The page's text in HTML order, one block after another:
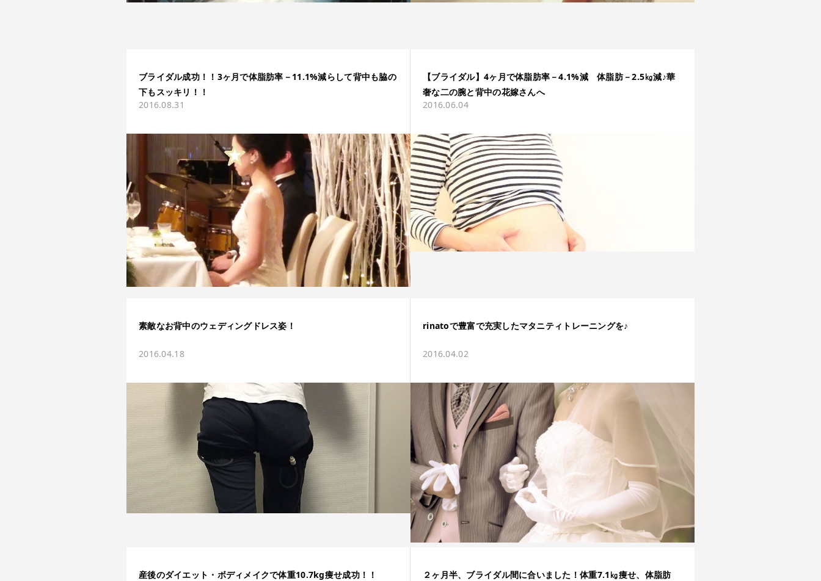
ブライダル成功！！3ヶ月で体脂肪率－11.1%減らして背中も脇の
下もスッキリ！！
2016.08.31
【ブライダル】4ヶ月で体脂肪率－4.1%減 体脂肪－2.5㎏減♪華
奢な二の腕と背中の花嫁さんへ
2016.06.04
素敵なお背中のウェディングドレス姿！
2016.04.18
rinatoで豊富で充実したマタニティトレーニングを♪
2016.04.02
産後のダイエット・ボディメイクで体重10.7kg痩せ成功！！
２ヶ月半、ブライダル間に合いました！体重7.1㎏痩せ、体脂肪